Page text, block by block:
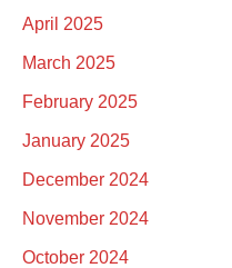
April 2025
March 2025
February 2025
January 2025
December 2024
November 2024
October 2024